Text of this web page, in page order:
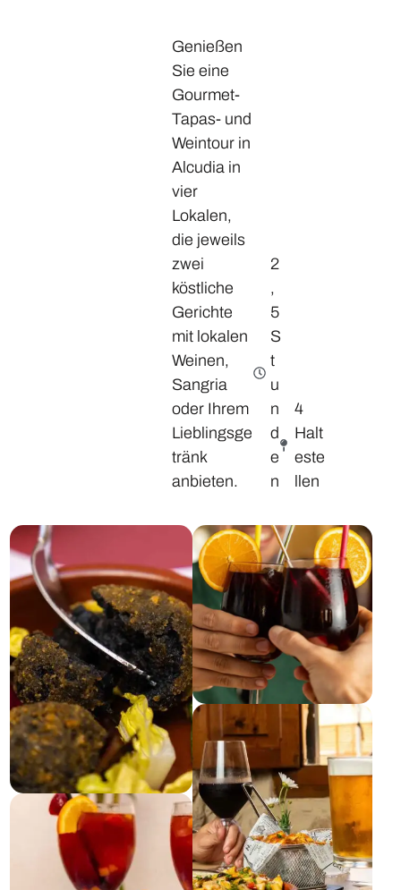
Genießen
Sie eine
Gourmet-
Tapas- und
Weintour in
Alcudia in
vier
Lokalen,
die jeweils
zwei
köstliche
Gerichte
mit lokalen
Weinen,
Sangria
oder Ihrem
Lieblingsge
tränk
anbieten.
2
,
5
S
t
u
n
d
e
n
4
Halt
este
llen